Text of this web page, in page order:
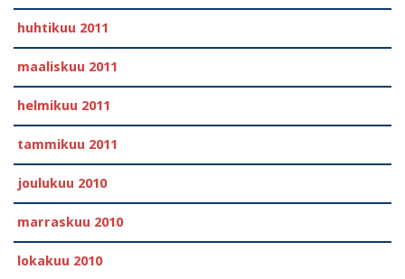
huhtikuu 2011
maaliskuu 2011
helmikuu 2011
tammikuu 2011
joulukuu 2010
marraskuu 2010
lokakuu 2010